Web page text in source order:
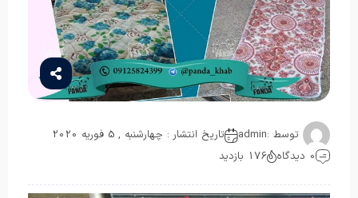
توسط :admin
تاریخ انتشار : چهارشنبه , 5 فوریه 2020
0 دیدگاه
176 بازدید